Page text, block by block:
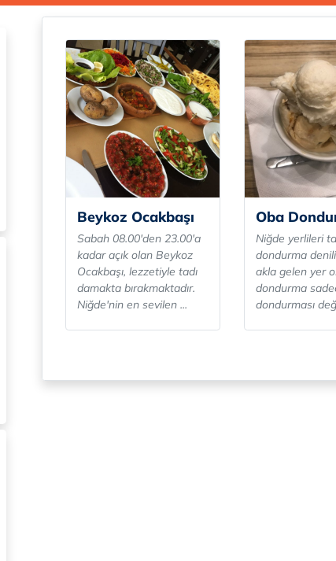
Beykoz Ocakbaşı
Sabah 08.00'den 23.00'a
kadar açık olan Beykoz
Ocakbaşı, lezzetiyle tadı
damakta bırakmaktadır.
Niğde'nin en sevilen ...
Oba
Niğde yerlileri
dondurma
akla gelen yer
dondurma
dondurması